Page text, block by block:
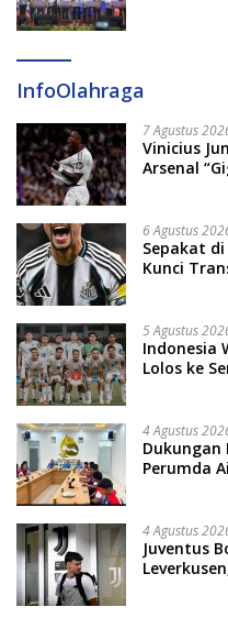
InfoOlahraga
7 Agustus
Vinicius
Arsenal
6 Agustus
Sepakat di
Kunci
5 Agustus
Indonesia
Lolos ke
4 Agustus
Dukungan
Perumda
4 Agustus
Juventus